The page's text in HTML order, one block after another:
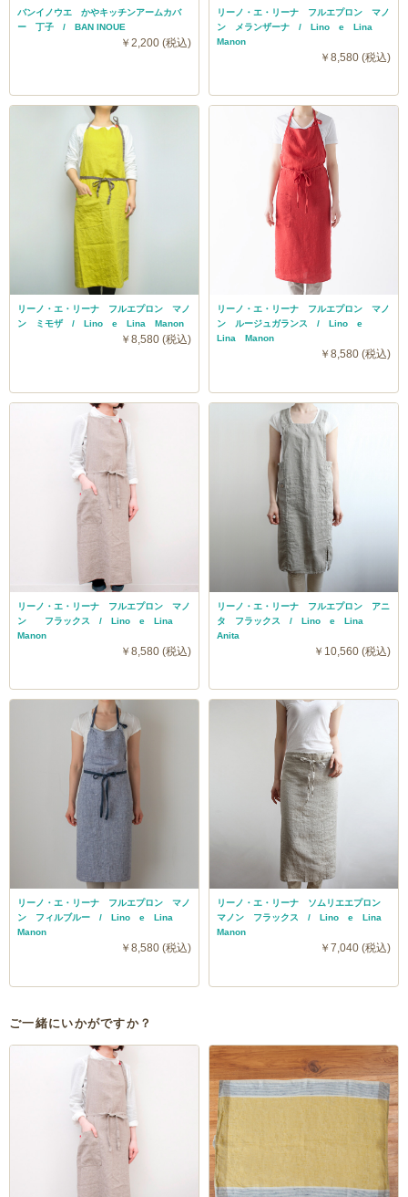
バンイノウエ かやキッチンアームカバ
ー 丁子 / BAN INOUE
￥2,200 (税込)
リーノ・エ・リーナ フルエプロン マノ
ン メランザーナ / Lino e Lina
Manon
￥8,580 (税込)
リーノ・エ・リーナ フルエプロン マノ
ン ミモザ / Lino e Lina Manon
￥8,580 (税込)
リーノ・エ・リーナ フルエプロン マノ
ン ルージュガランス / Lino e
Lina Manon
￥8,580 (税込)
リーノ・エ・リーナ フルエプロン マノ
ン フラックス / Lino e Lina
Manon
￥8,580 (税込)
リーノ・エ・リーナ フルエプロン アニ
タ フラックス / Lino e Lina
Anita
￥10,560 (税込)
リーノ・エ・リーナ フルエプロン マノ
ン フィルブルー / Lino e Lina
Manon
￥8,580 (税込)
リーノ・エ・リーナ ソムリエエプロン
マノン フラックス / Lino e Lina
Manon
￥7,040 (税込)
ご一緒にいかがですか？